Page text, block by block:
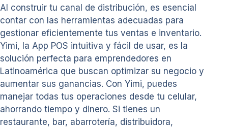
Al construir tu canal de distribución, es esencial
contar con las herramientas adecuadas para
gestionar eficientemente tus ventas e inventario.
Yimi, la App POS intuitiva y fácil de usar, es la
solución perfecta para emprendedores en
Latinoamérica que buscan optimizar su negocio y
aumentar sus ganancias. Con Yimi, puedes
manejar todas tus operaciones desde tu celular,
ahorrando tiempo y dinero. Si tienes un
restaurante, bar, abarrotería, distribuidora,